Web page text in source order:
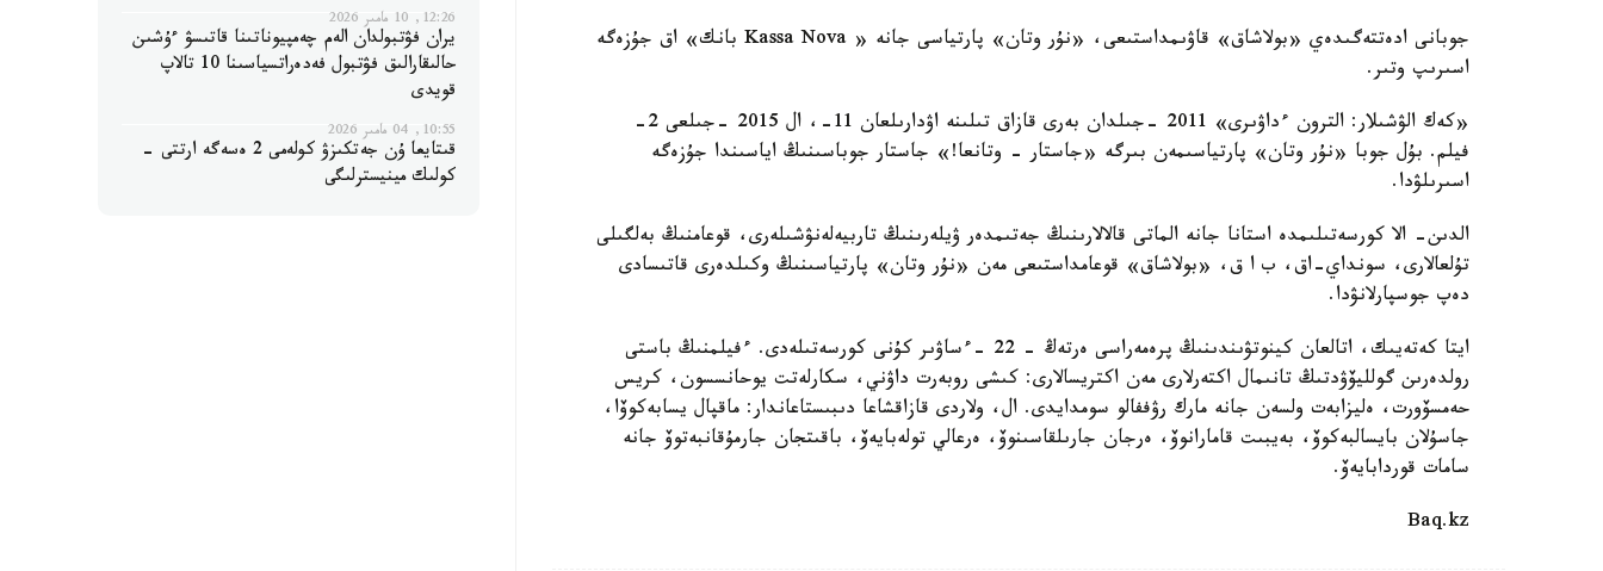
جوبانى ادەتتەگىدەي «بولاشاق» قاۋىمداستىعى، «نۇر وتان» پارتياسى جانە « Kassa Nova بانك» اق جۇزەگە
اسىرىپ وتىر.
«كەك الۋشىلار: الترون ءداۋىرى» 2011 -جىلدان بەرى قازاق تىلىنە اۋدارىلعان 11-، ال 2015 -جىلعى 2-
فيلم. بۇل جوبا «نۇر وتان» پارتياسىمەن بىرگە «جاستار - وتانعا!» جاستار جوباسىنىڭ اياسىندا جۇزەگە
اسىرىلۋدا.
الدىن- الا كورسەتىلىمدە استانا جانە الماتى قالالارىنىڭ جەتىمدەر ۋيلەرىنىڭ تاربيەلەنۋشىلەرى، قوعامنىڭ بەلگىلى
تۇلعالارى، سونداي-اق، ب ا ق، «بولاشاق» قوعامداستىعى مەن «نۇر وتان» پارتياسىنىڭ وكىلدەرى قاتىسادى
دەپ جوسپارلانۋدا.
ايتا كەتەيىك، اتالعان كينوتۋىندىنىڭ پرەمەراسى ەرتەڭ - 22 -ءساۋىر كۇنى كورسەتىلەدى. ءفيلمنىڭ باستى
رولدەرىن گولليۆۋدتىڭ تانىمال اكتەرلارى مەن اكتريسالارى: كىشى روبەرت داۋني، سكارلەتت يوحانسسون، كريس
حەمسۆورت، ەليزابەت ولسەن جانە مارك رۋففالو سومدايدى. ال، ولاردى قازاقشاعا دىبىستاعاندار: ماقپال يسابەكوۆا،
جاسۇلان بايسالبەكوۆ، بەيبىت قامارانوۆ، ەرجان جارىلقاسىنوۆ، ەرعالي تولەبايەۆ، باقىتجان جارمۇقانبەتوۆ جانە
سامات قوردابايەۆ.
Baq.kz
12:26, 10 مامىر 2026
يران فۋتبولدان الەم چەمپيوناتىنا قاتىسۋ ءۇشىن
حالىقارالىق فۋتبول فەدەراتسياسىنا 10 تالاپ
قويدى
10:55, 04 مامىر 2026
قىتايعا ۇن جەتكىزۋ كولەمى 2 ەسەگە ارتتى -
كولىك مينيسترلىگى